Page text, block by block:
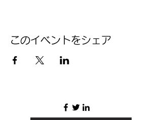
このイベントをシェア